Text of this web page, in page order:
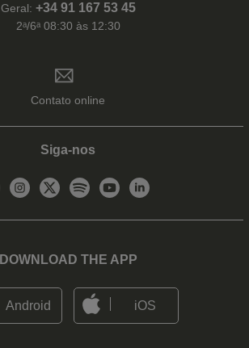
Geral: +34 91 167 53 45
2ᵃ/6ᵃ 08:30 às 12:30
Contato online
Siga-nos
DOWNLOAD THE APP
Android iOS